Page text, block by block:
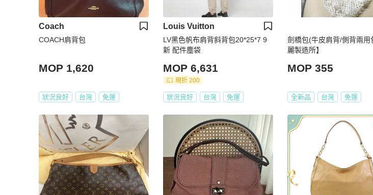
Coach
COACH肩背包
MOP 1,620
狀況良好 台灣 免運
Louis Vuitton
LV黑色帆布肩背斜背包20*25*7 9
新 配件塵袋
MOP 6,631
現折 200
狀況良好 台灣 免運
劍橋包(牛皮肩背/側背兩用
麗製造所】
MOP 355
全新品 台灣 免運